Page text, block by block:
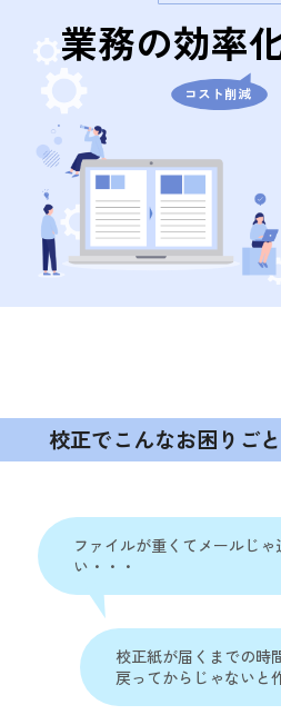
業務の効率
コスト削減
校正でこんなお困りご
ファイルが重くてメールじゃ
い・・・
校正紙が届くまでの時
戻ってからじゃないと